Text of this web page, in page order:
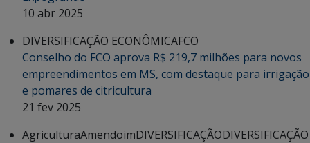
10 abr 2025
DIVERSIFICAÇÃO ECONÔMICAFCO
Conselho do FCO aprova R$ 219,7 milhões para novos
empreendimentos em MS, com destaque para irrigação
e pomares de citricultura
21 fev 2025
AgriculturaAmendoimDIVERSIFICAÇÃODIVERSIFICAÇÃO